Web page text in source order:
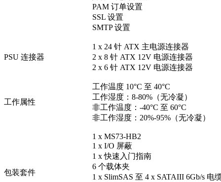
PAM 订单设置
SSL 设置
SMTP 设置
PSU 连接器
1 x 24 针 ATX 主电源连接器
2 x 8 针 ATX 12V 电源连接器
2 x 6 针 ATX 12V 电源连接器
工作属性
工作温度 10°C 至 40°C
工作湿度：8-80%（无冷凝）
非工作温度：-40°C 至 60°C
非工作湿度：20%-95%（无冷凝）
包装套件
1 x MS73-HB2
1 x I/O 屏蔽
1 x 快速入门指南
6 个载体夹
1 x SlimSAS 至 4 x SATAIII 6Gb/s 电